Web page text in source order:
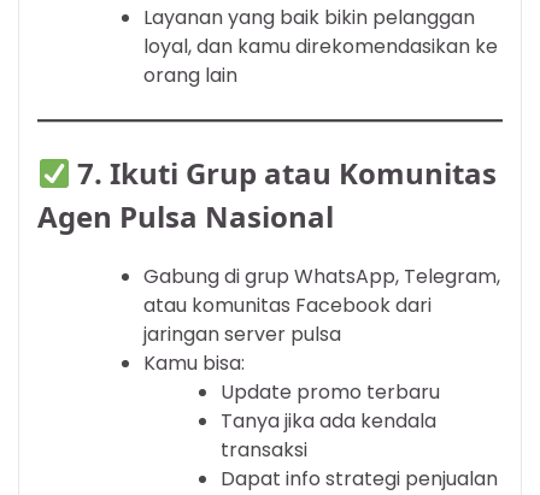
Layanan yang baik bikin pelanggan
loyal, dan kamu direkomendasikan ke
orang lain
7.Ikuti Grup atau Komunitas
Agen Pulsa Nasional
Gabung di grup WhatsApp, Telegram,
atau komunitas Facebook dari
jaringan server pulsa
Kamu bisa:
Update promo terbaru
Tanya jika ada kendala
transaksi
Dapat info strategi penjualan